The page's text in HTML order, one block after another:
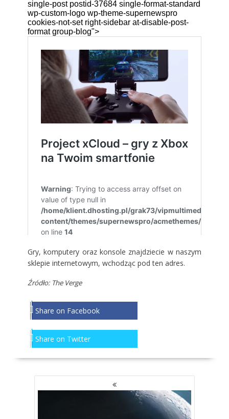
Gry, komputery oraz konsole znajdziecie w naszym
sklepie internetowym, wchodząc pod ten adres.
Źródło: The Verge
Share on Facebook
Share on Twitter
NAWIGACJA